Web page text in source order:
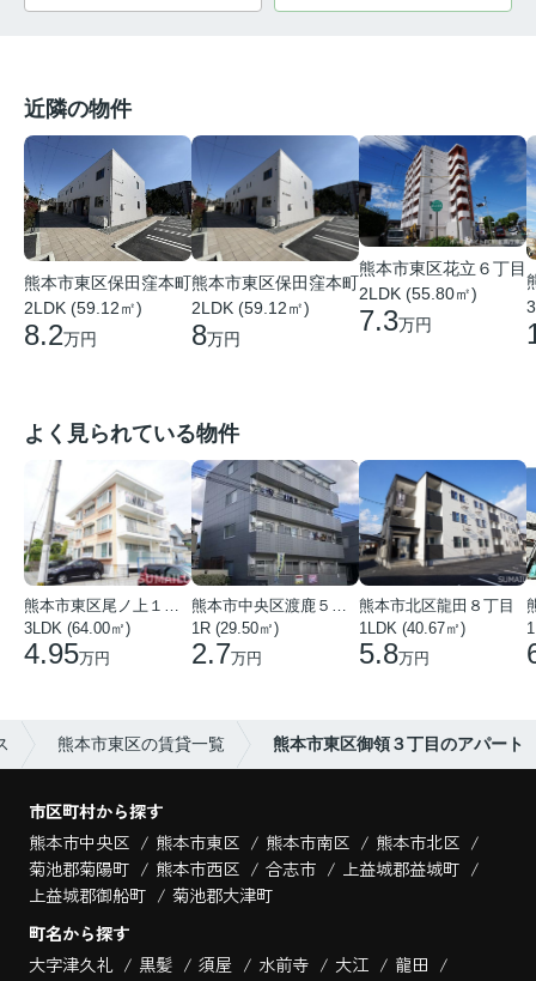
近隣の物件
熊本市東区保田窪本町
2LDK (59.12㎡)
8.2万円
熊本市東区保田窪本町
2LDK (59.12㎡)
8万円
熊本市東区花立６丁目
2LDK (55.80㎡)
7.3万円
よく見られている物件
熊本市東区尾ノ上１丁目
3LDK (64.00㎡)
4.95万円
熊本市中央区渡鹿５丁目
1R (29.50㎡)
2.7万円
熊本市北区龍田８丁目
1LDK (40.67㎡)
5.8万円
熊本市東区の賃貸一覧 熊本市東区御領３丁目のアパート
市区町村から探す
熊本市中央区
熊本市東区 熊本市南区
熊本市北区
菊池郡菊陽町
熊本市西区 合志市
上益城郡益城町
上益城郡御船町
菊池郡大津町
町名から探す
大字津久礼
黒髪 須屋 水前寺 大江
龍田